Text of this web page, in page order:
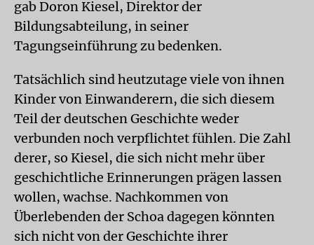
gab Doron Kiesel, Direktor der
Bildungsabteilung, in seiner
Tagungseinführung zu bedenken.
Tatsächlich sind heutzutage viele von ihnen
Kinder von Einwanderern, die sich diesem
Teil der deutschen Geschichte weder
verbunden noch verpflichtet fühlen. Die Zahl
derer, so Kiesel, die sich nicht mehr über
geschichtliche Erinnerungen prägen lassen
wollen, wachse. Nachkommen von
Überlebenden der Schoa dagegen könnten
sich nicht von der Geschichte ihrer